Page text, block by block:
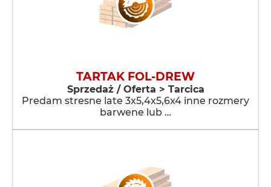
TARTAK FOL-DREW
Sprzedaż / Oferta > Tarcica
Predam stresne late 3x5,4x5,6x4 inne rozmery
barwene lub …